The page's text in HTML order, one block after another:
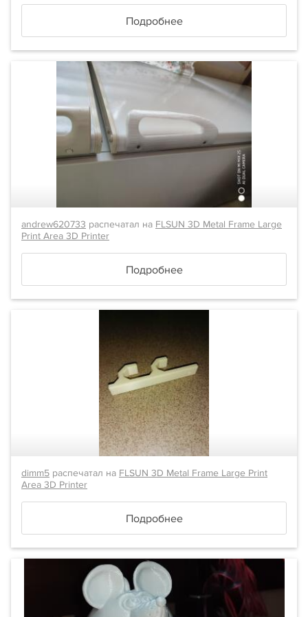
Подробнее
andrew620733 распечатал на FLSUN 3D Metal Frame Large
Print Area 3D Printer
Подробнее
dimm5 распечатал на FLSUN 3D Metal Frame Large Print
Area 3D Printer
Подробнее